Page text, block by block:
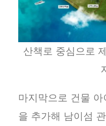
산책로 중심으로
마지막으로 건물
을 추가해 남이섬